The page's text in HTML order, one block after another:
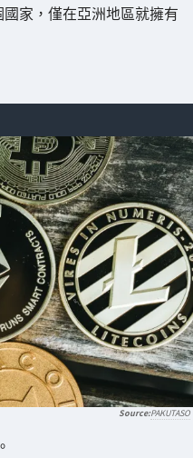
家，僅在亞洲地區就擁有
PAKUTASO